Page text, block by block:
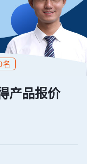
名
产品报价